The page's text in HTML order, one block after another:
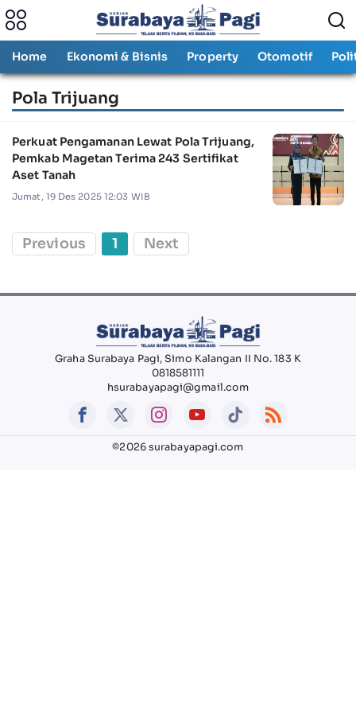
Home Ekonomi & Bisnis Property Otomotif
Pola Trijuang
Perkuat Pengamanan Lewat Pola Trijuang,
Pemkab Magetan Terima 243 Sertifikat
Aset Tanah
Jumat, 19 Des 2025 12:03 WIB
Previous 1 Next
Graha Surabaya Pagi, Simo Kalangan II No. 183 K
0818581111
hsurabayapagi@gmail.com
©2026 surabayapagi.com